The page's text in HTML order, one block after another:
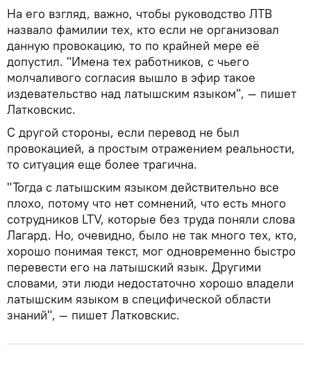
На его взгляд, важно, чтобы руководство ЛТВ
назвало фамилии тех, кто если не организовал
данную провокацию, то по крайней мере её
допустил. "Имена тех работников, с чьего
молчаливого согласия вышло в эфир такое
издевательство над латышским языком", — пишет
Латковскис.
С другой стороны, если перевод не был
провокацией, а простым отражением реальности,
то ситуация еще более трагична.
"Тогда с латышским языком действительно все
плохо, потому что нет сомнений, что есть много
сотрудников LTV, которые без труда поняли слова
Лагард. Но, очевидно, было не так много тех, кто,
хорошо понимая текст, мог одновременно быстро
перевести его на латышский язык. Другими
словами, эти люди недостаточно хорошо владели
латышским языком в специфической области
знаний", — пишет Латковскис.